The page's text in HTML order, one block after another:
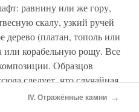
равнину или же гору,
скалу, узкий ручей
(платан, тополь или
или корабельную рощу. Все
Образцов
следует, что случайная
один из них. Что
IV. Отражённые камни →